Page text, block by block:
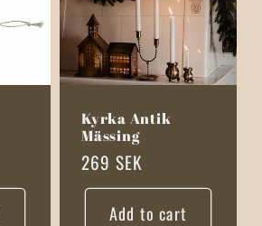
Kyrka Antik
Mässing
Regular
price
269 SEK
Add to cart